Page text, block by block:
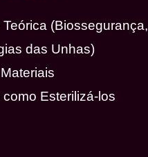
(Biossegurança,
das Unhas)
Esterilizá-los